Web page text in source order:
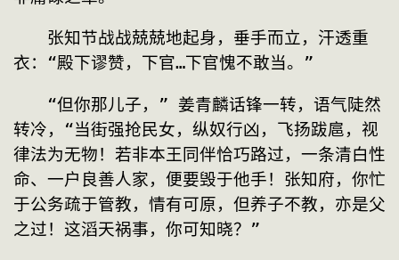
张知节战战兢兢地起身，垂手而立，汗透重
衣：“殿下谬赞，下官…下官愧不敢当。”
“但你那儿子，” 姜青麟话锋一转，语气陡然
转冷，“当街强抢民女，纵奴行凶，飞扬跋扈，视
律法为无物！若非本王同伴恰巧路过，一条清白性
命、一户良善人家，便要毁于他手！张知府，你忙
于公务疏于管教，情有可原，但养子不教，亦是父
之过！这滔天祸事，你可知晓？”